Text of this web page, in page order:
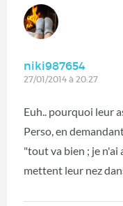
niki987654
27/01/2014 à 20:27
Euh.. pourquoi leur
Perso, en
"tout va bien ; je n'ai
mettent leur nez